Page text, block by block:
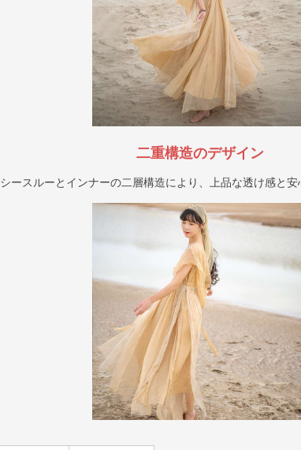
二重構造のデザイン
シースルーとインナーの二層構造により、上品な透け感と安